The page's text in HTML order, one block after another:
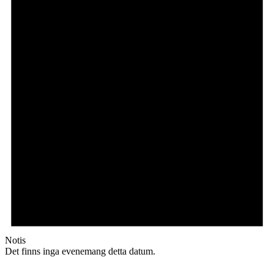
Notis
Det finns inga evenemang detta datum.